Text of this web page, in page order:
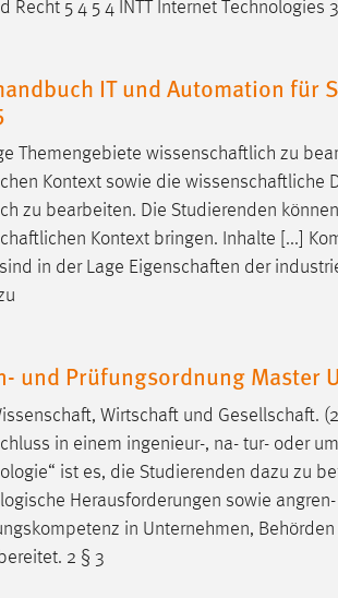
Recht 5 4 5 4 INTT Internet Technologies
IT und Automation für
Themengebiete wissenschaftlich zu
Kontext sowie die wissenschaftliche
zu bearbeiten. Die Studierenden
Kontext bringen. Inhalte [...]
in der Lage Eigenschaften der
und Prüfungsordnung Master
, Wirtschaft und Gesellschaft.
in einem ingenieur-, na- tur- oder
ist es, die Studierenden dazu zu
Herausforderungen sowie
in Unternehmen,
2 § 3